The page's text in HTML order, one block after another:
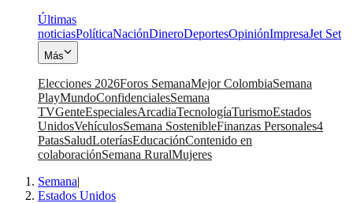
Últimas
noticiasPolíticaNaciónDineroDeportesOpiniónImpresaJet Set
Más
Elecciones 2026Foros SemanaMejor ColombiaSemana
PlayMundoConfidencialesSemana
TVGenteEspecialesArcadiaTecnologíaTurismoEstados
UnidosVehículosSemana SostenibleFinanzas Personales4
PatasSaludLoteríasEducaciónContenido en
colaboraciónSemana RuralMujeres
Semana|
Estados Unidos